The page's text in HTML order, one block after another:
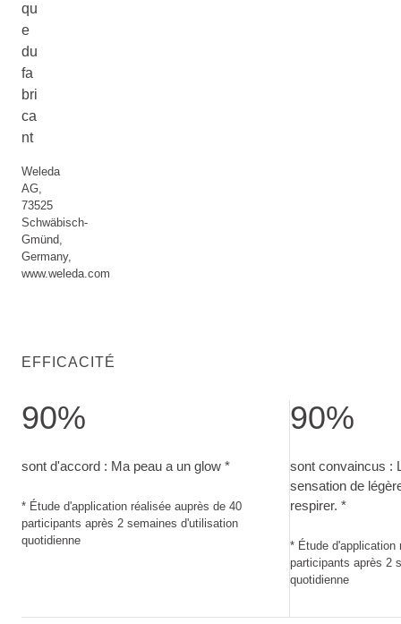
qu
e
du
fa
bri
ca
nt
Weleda
AG,
73525
Schwäbisch-
Gmünd,
Germany,
www.weleda.com
EFFICACITÉ
90%
sont d'accord : Ma peau a un glow *
* Étude d'application réalisée auprès de 40
participants après 2 semaines d'utilisation
quotidienne
90%
sont convaincus :
sensation de
respirer. *
* Étude d'application
participants après 2
quotidienne